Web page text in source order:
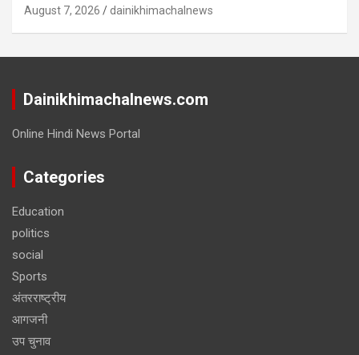
August 7, 2026 dainikhimachalnews
Dainikhimachalnews.com
Online Hindi News Portal
Categories
Education
politics
social
Sports
अंतरराष्ट्रीय
आगजनी
उप चुनाव